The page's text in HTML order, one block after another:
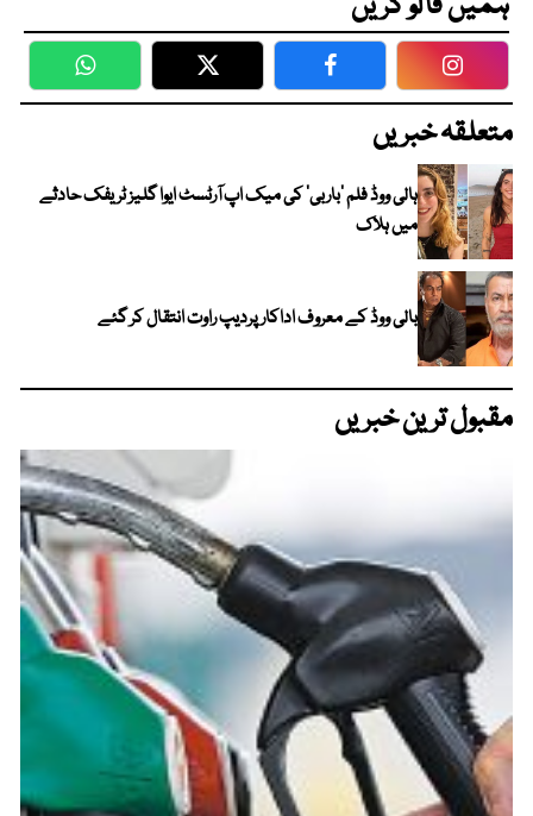
WhatsApp Twitter Facebook
متعلقہ خبریں
ہالی ووڈ فلم ’باربی‘ کی میک اپ آرٹسٹ ایوا گلیز ٹریفک حادثے
میں ہلاک
بالی ووڈ کے معروف اداکار پردیپ راوت انتقال کر گئے
مقبول ترین خبریں